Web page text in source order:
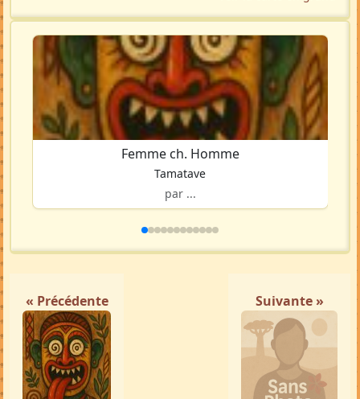
Femme ch. Homme
Tamatave
par ...
« Précédente Suivante »